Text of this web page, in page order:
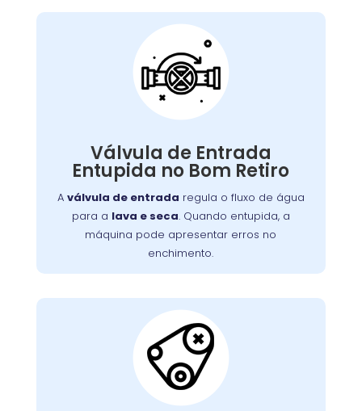
Válvula de Entrada
Entupida no Bom Retiro
A válvula de entrada regula o fluxo de água
para a lava e seca. Quando entupida, a
máquina pode apresentar erros no
enchimento.
Válvula de Entrada de
Água Entupida
A válvula de entrada regula o fluxo de água
máquina pode apresentar erros no
enchimento ou não iniciar o ciclo de lavagem.
comuns. Limpeza ou substituição da válvula é
necessária para o fluxo adequado de água.
Correia do Tambor
Desgastada: